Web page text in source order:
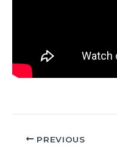
PREVIOUS